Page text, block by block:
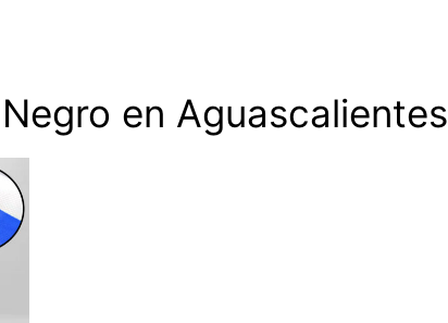
en Aguascalientes